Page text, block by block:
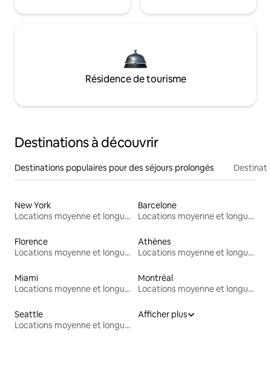
Résidence de tourisme
Destinations à découvrir
Destinations populaires pour des séjours prolongés
New York
Locations moyenne et longue durée
Barcelone
Locations moyenne et longue durée
Florence
Locations moyenne et longue durée
Athènes
Locations moyenne et longue durée
Miami
Locations moyenne et longue durée
Montréal
Locations moyenne et longue durée
Seattle
Locations moyenne et longue durée
Afficher plus